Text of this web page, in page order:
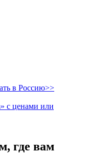
в Россию>>
с ценами или
где вам